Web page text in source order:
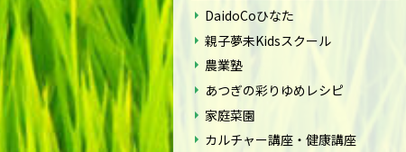
DaidoCoひなた
親子夢未Kidsスクール
農業塾
あつぎの彩りゆめレシピ
家庭菜園
カルチャー講座・健康講座